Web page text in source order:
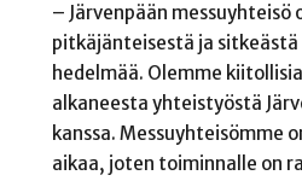
– Järvenpään messuyhteisö
pitkäjänteisestä ja
hedelmää. Olemme
alkaneesta yhteistyöstä
kanssa. Messuyhteisömme
aikaa, joten toiminnalle on